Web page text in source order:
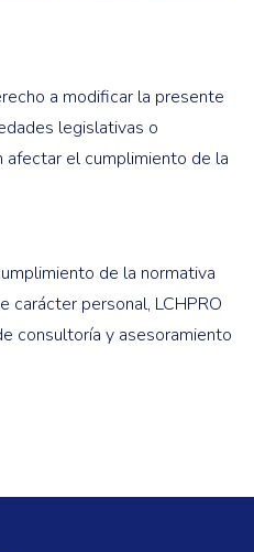
a modificar la presente
legislativas o
afectar el cumplimiento de la
de la normativa
personal, LCHPRO
consultoría y asesoramiento